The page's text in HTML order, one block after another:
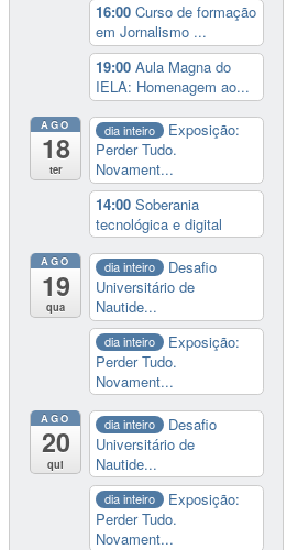
16:00Curso de formação
em Jornalismo ...
19:00Aula Magna do
IELA: Homenagem ao...
AGO
18
ter
dia inteiro
Exposição:
Perder Tudo.
Novament...
14:00Soberania
tecnológica e digital
AGO
19
qua
dia inteiro
Desafio
Universitário de
Nautide...
dia inteiro
Exposição:
Perder Tudo.
Novament...
AGO
20
qui
dia inteiro
Desafio
Universitário de
Nautide...
dia inteiro
Exposição:
Perder Tudo.
Novament...